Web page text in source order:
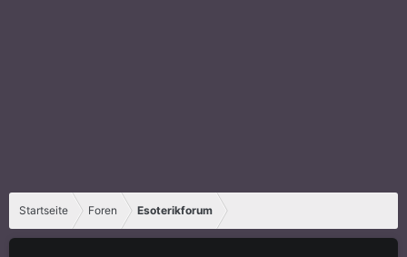
Startseite Foren Esoterikforum